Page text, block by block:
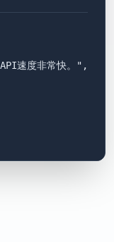
速度非常快。",